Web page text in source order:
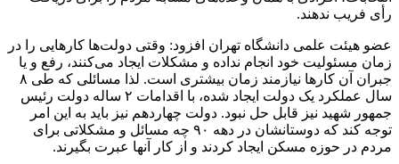
رأی فریب ندهند.
عضو هیئت علمی دانشگاه تهران افزود: وقتی دولت‌ها کارهایی را در
زمان مسئولیت خود انجام نداده و مشکلات ایجاد می‌کنند، رفع و یا
جبران آن کارها نیازمند زمان بیشتری است. لذا مسائلی که طی ۸
سال عملکرد یک دولت ایجاد شده، با اقدامات ۲ ساله دولت رئیس
جمهور شهید نیز قابل حل نبود. دولت چهاردهم نیز باید به این امر
توجه کند که دوستانشان در دهه ۹۰ چه مسائل و مشکلاتی برای
مردم در حوزه مسکن ایجاد کردند و از کار آنها عبرت بگیرند.